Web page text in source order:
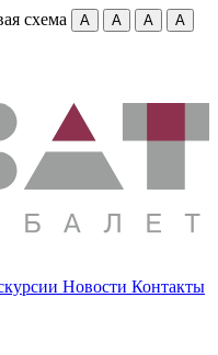
схема A A A
A
Новости Контакты